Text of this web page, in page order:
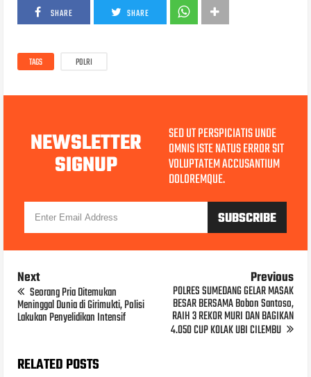
SHARE SHARE
TAGS POLRI
NEWSLETTER
SIGNUP
SED UT PERSPICIATIS UNDE
OMNIS ISTE NATUS ERROR SIT
VOLUPTATEM ACCUSANTIUM
DOLOREMQUE.
Next
Seorang Pria Ditemukan
Meninggal Dunia di Girimukti, Polisi
Lakukan Penyelidikan Intensif
Previous
POLRES SUMEDANG GELAR MASAK
BESAR BERSAMA Bobon Santoso,
RAIH 3 REKOR MURI DAN BAGIKAN
4.050 CUP KOLAK UBI CILEMBU
RELATED POSTS